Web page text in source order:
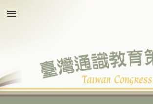
Skip to main content